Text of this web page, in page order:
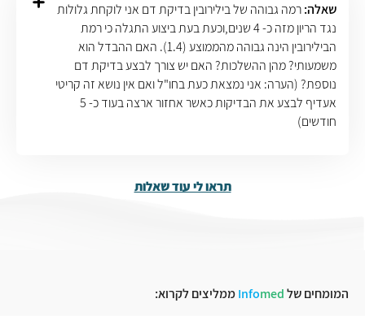
שאלה:רמה גבוהה של בילירובין בדיקת דם אני לוקחת גלולות
נגד הריון מזה כ- 4 שנים,וכעת בעת ביצוע התגלה כי רמת
הבילירובין הינה גבוהה מהממוצע (1.4). האם ההבדל הוא
משמעותי? מהן ההשלכות? האם יש צורך לבצע בדיקת דם
נוספת? (הערה: אני נמצאת כעת בחו"ל ואם אין נושא זה קריטי
אעדיף לבצע את הבדיקות כאשר אחזור ארצה בעוד כ- 5
חודשים)
תראו לי עוד שאלות
המומחים של Infomed ממליצים לקרוא: